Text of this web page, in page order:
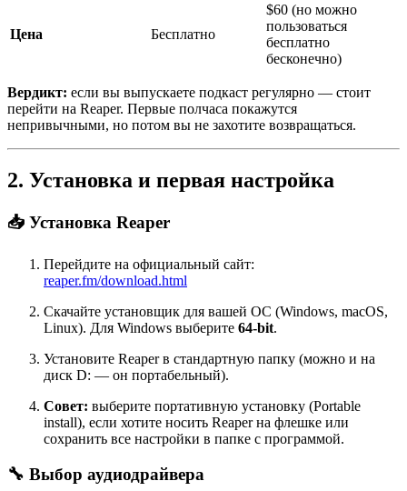
Цена Бесплатно
$60 (но можно
пользоваться
бесплатно
бесконечно)
Вердикт: если вы выпускаете подкаст регулярно — стоит
перейти на Reaper. Первые полчаса покажутся
непривычными, но потом вы не захотите возвращаться.
2. Установка и первая настройка
📥 Установка Reaper
Перейдите на официальный сайт:
reaper.fm/download.html
Скачайте установщик для вашей ОС (Windows, macOS,
Linux). Для Windows выберите 64-bit.
Установите Reaper в стандартную папку (можно и на
диск D: — он портабельный).
Совет: выберите портативную установку (Portable
install), если хотите носить Reaper на флешке или
сохранить все настройки в папке с программой.
🔧 Выбор аудиодрайвера